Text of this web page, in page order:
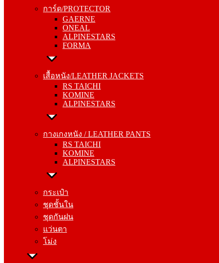
การ์ด/PROTECTOR
GAERNE
ONEAL
ALPINESTARS
FORMA
เสื้อหนัง/LEATHER JACKETS
RS TAICHI
KOMINE
ALPINESTARS
กางเกงหนัง / LEATHER PANTS
RS TAICHI
KOMINE
ALPINESTARS
กระเป๋า
ชุดชั้นใน
ชุดกันฝน
แว่นตา
โม่ง
ONEAL
ALPINESTARS
FORMA
เสื้อหนัง/LEATHER JACKETS
KOMINE
ALPINESTARS
กางเกงหนัง / LEATHER PANTS
KOMINE
ALPINESTARS
กระเป๋า
ชุดชั้นใน
ชุดกันฝน
แว่นตา
โม่ง
ทางเรียบ/ROAD